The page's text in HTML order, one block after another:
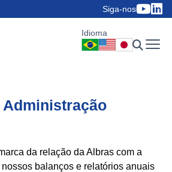
Siga-nos
Idioma
da relação da Albras com a
balanços e relatórios anuais